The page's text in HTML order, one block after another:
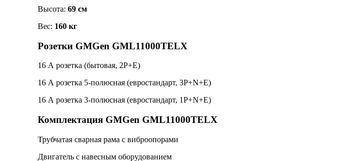
Высота: 69 см
Вес: 160 кг
Розетки GMGen GML11000TELX
16 А розетка (бытовая, 2P+E)
16 А розетка 5-полюсная (евростандарт, 3P+N+E)
16 А розетка 3-полюсная (евростандарт, 1P+N+E)
Комплектация GMGen GML11000TELX
Трубчатая сварная рама с виброопорами
Двигатель с навесным оборудованием